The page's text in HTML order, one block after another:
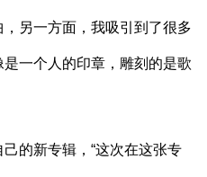
另一方面，我吸引到了很多
一个人的印章，雕刻的是歌
的新专辑，“这次在这张专